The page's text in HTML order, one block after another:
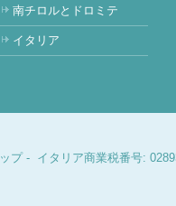
南チロルとドロミテ
イタリア
プ- イタリア商業税番号: